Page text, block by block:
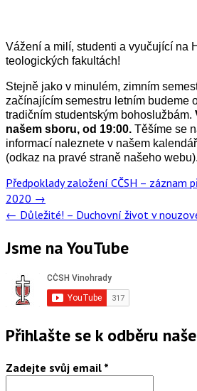
Vážení a milí, studenti a vyučující na
teologických fakultách!
Stejně jako v minulém, zimním
začínajícím semestru letním budeme
tradičním studentským bohoslužbám.
našem sboru, od 19:00. Těšíme se
informací naleznete v našem
(odkaz na pravé straně našeho webu).
Post
navigation
Předpoklady založení CČSH – záznam
2020 →
← Důležité! – Duchovní život v
Jsme na YouTube
Přihlašte se k odběru
Zadejte svůj email *